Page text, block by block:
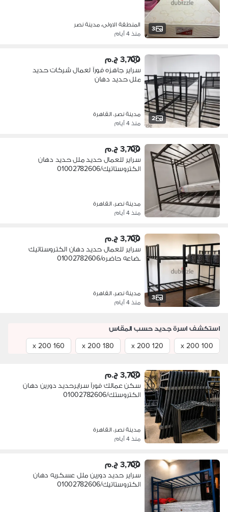
3
المنطقة الاولى، مدينة نصر
منذ 4 أيام
2
3,700 ج.م
سراير جاهزه فورآ لعمال شركات حديد
ملل حديد دهان
مدينة نصر، القاهرة
منذ 4 أيام
3,700 ج.م
سراير للعمال حديد ملل حديد دهان
الكتروستاتيك/01002782606
مدينة نصر، القاهرة
منذ 4 أيام
3
3,700 ج.م
سراير للعمال حديد دهان الكتروستاتيك
بضاعه حاضره/01002782606
مدينة نصر، القاهرة
منذ 4 أيام
استكشف اسرة جديد حسب المقاس
100 x 200
120 x 200
180 x 200
160 x 200
3,700 ج.م
سكن عمالك فورآ سرايرحديد دورين دهان
الكتروستك/01002782606
مدينة نصر، القاهرة
منذ 4 أيام
3,700 ج.م
سراير حديد دورين ملل عسكريه دهان
الكتروستاتيك/01002782606